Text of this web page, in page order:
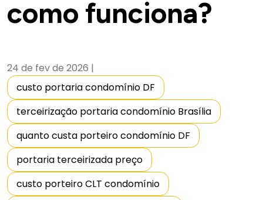
como funciona?
custo portaria condomínio DF
terceirização portaria condomínio Brasília
quanto custa porteiro condomínio DF
portaria terceirizada preço
custo porteiro CLT condomínio
24 de fev de 2026 |